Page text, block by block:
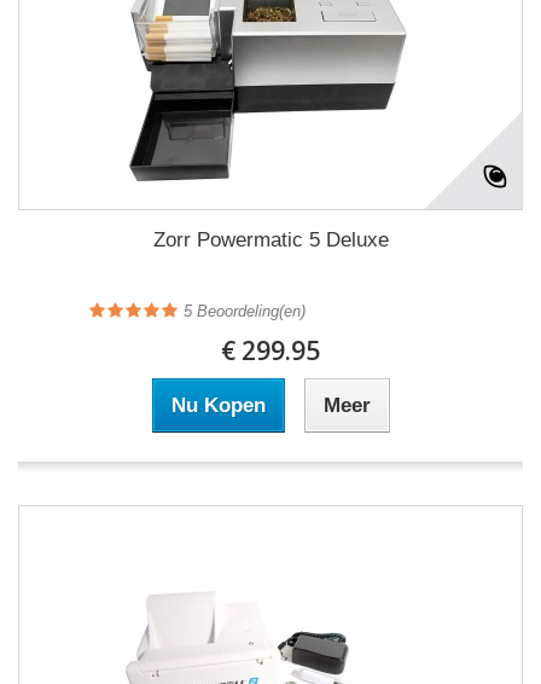
Zorr Powermatic 5 Deluxe
5 Beoordeling(en)
€ 299.95
Nu Kopen Meer